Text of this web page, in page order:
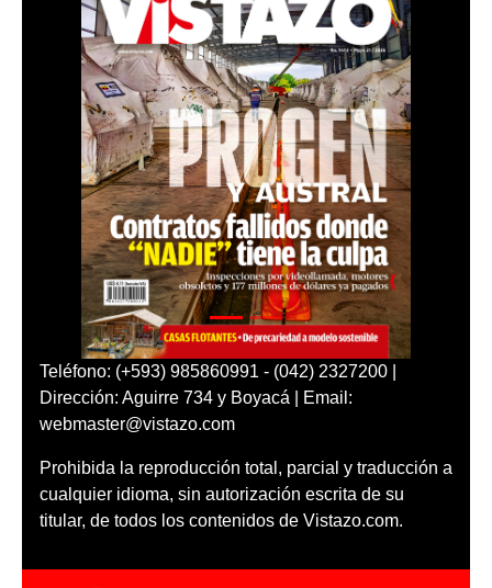
Teléfono: (+593) 985860991 - (042) 2327200 |
Dirección: Aguirre 734 y Boyacá | Email:
webmaster@vistazo.com
Prohibida la reproducción total, parcial y traducción a
cualquier idioma, sin autorización escrita de su
titular, de todos los contenidos de Vistazo.com.